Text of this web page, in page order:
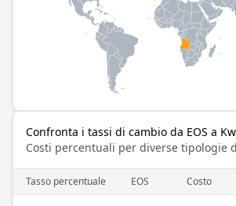
Confronta i tassi di cambio da EOS a
Costi percentuali per diverse tipologie
Tasso percentuale EOS Costo